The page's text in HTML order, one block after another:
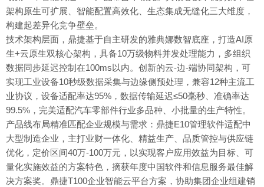
架构原生可扩展、智能配置高效化、生态集成无缝化三大维度，
构建起差异化竞争壁垒。
技术架构层面，鼎捷基于自主研发的雅典娜数智底座，打造AI原
生+云原生双核心架构，具备10万级物料并发处理能力，多组织
数据同步延迟控制在100ms以内。创新的云-边-端协同架构，可
实现工业设备10秒级数据采集与边缘侧预处理，兼容12种主流工
业协议，设备适配率达95%，数据传输延迟≤50毫秒、准确率达
99.5%，完美适配汽车零部件行业多品种、小批量的生产特性。
产品线布局精准匹配企业规模与需求：鼎捷E10管理软件适配中
大型制造企业，主打业财一体化、精益生产、品质管控与供应链
优化，定价区间40万-100万元，以实现客户应用效益为目标、可
量化实施效益的方案特色，摘获年度中国软件和信息服务最佳解
决方案奖。鼎捷T100企业智能云平台方案，协助集团企业组建销